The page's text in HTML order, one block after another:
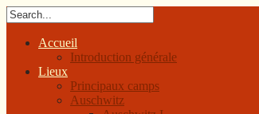
Accueil
Introduction générale
Lieux
Principaux camps
Auschwitz